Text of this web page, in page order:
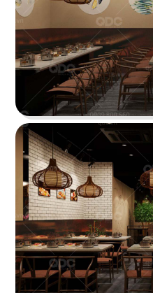
công sở hữu không
cùng phong cách
EL
El Gaucho Lotte